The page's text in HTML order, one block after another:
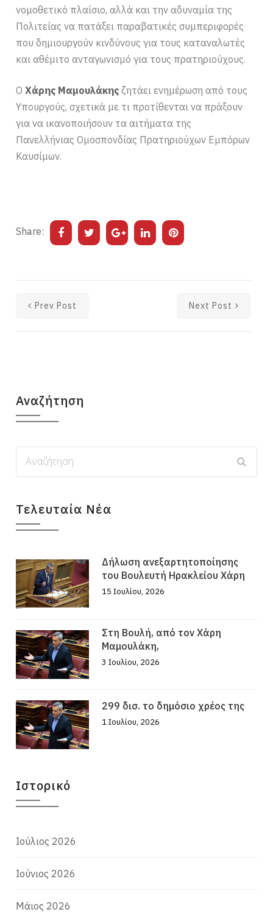
νομοθετικό πλαίσιο, αλλά και την αδυναμία της
Πολιτείας να πατάξει παραβατικές συμπεριφορές
που δημιουργούν κινδύνους για τους καταναλωτές
και αθέμιτο ανταγωνισμό για τους πρατηριούχους.
ΟΧάρης Μαμουλάκης ζητάει ενημέρωση από τους
Υπουργούς, σχετικά με τι προτίθενται να πράξουν
για να ικανοποιήσουν τα αιτήματα της
Πανελλήνιας Ομοσπονδίας Πρατηριούχων Εμπόρων
Καυσίμων.
Share:
Prev Post Next Post
Αναζήτηση
Τελευταία Νέα
Δήλωση ανεξαρτητοποίησης
του Βουλευτή Ηρακλείου Χάρη
15 Ιουλίου, 2026
Στη Βουλή, από τον Χάρη
Μαμουλάκη,
3 Ιουλίου, 2026
299 δισ. το δημόσιο χρέος της
1 Ιουλίου, 2026
Ιστορικό
Ιούλιος 2026
Ιούνιος 2026
Μάιος 2026